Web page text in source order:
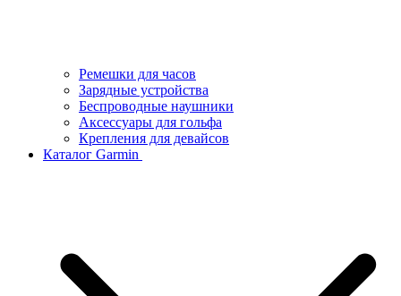
Ремешки для часов
Зарядные устройства
Беспроводные наушники
Аксессуары для гольфа
Крепления для девайсов
Каталог Garmin